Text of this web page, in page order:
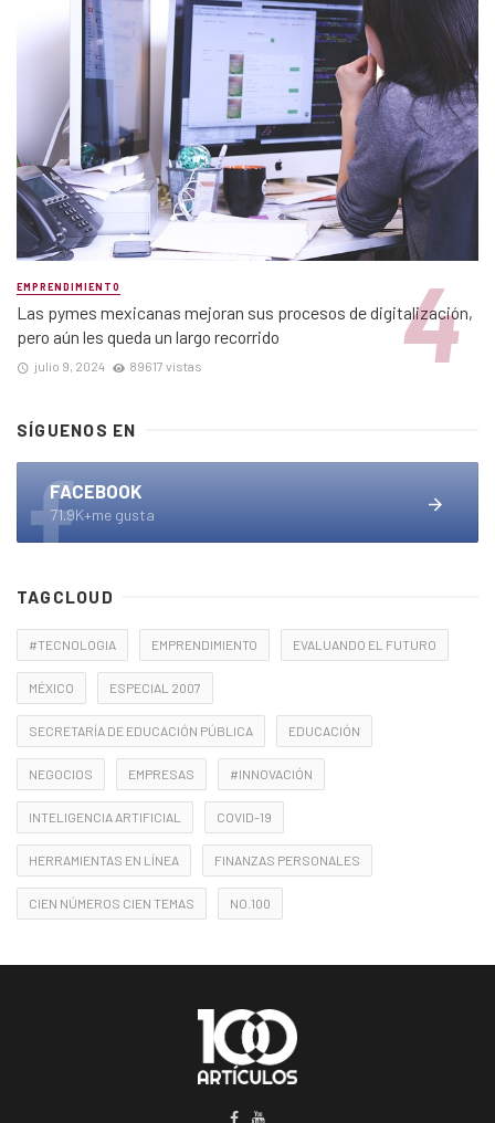
EMPRENDIMIENTO
Las pymes mexicanas mejoran sus procesos de digitalización,
pero aún les queda un largo recorrido
julio 9, 2024 89617 vistas
SÍGUENOS EN
FACEBOOK
71.9K+me gusta
TAGCLOUD
#TECNOLOGIA EMPRENDIMIENTO EVALUANDO EL FUTURO
MÉXICO ESPECIAL 2007
SECRETARÍA DE EDUCACIÓN PÚBLICA EDUCACIÓN
NEGOCIOS EMPRESAS #INNOVACIÓN
INTELIGENCIA ARTIFICIAL COVID-19
HERRAMIENTAS EN LÍNEA FINANZAS PERSONALES
CIEN NÚMEROS CIEN TEMAS NO.100